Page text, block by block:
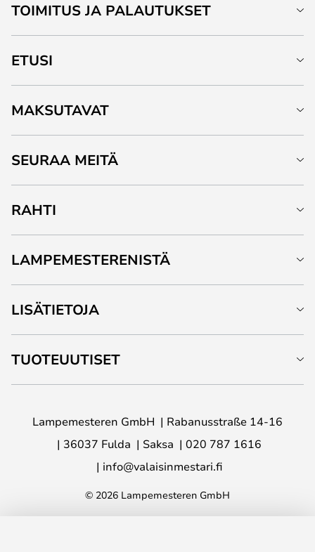
TOIMITUS JA PALAUTUKSET
ETUSI
MAKSUTAVAT
SEURAA MEITÄ
RAHTI
LAMPEMESTERENISTÄ
LISÄTIETOJA
TUOTEUUTISET
Lampemesteren GmbH
Rabanusstraße 14-16
36037 Fulda
Saksa
020 787 1616
info@valaisinmestari.fi
© 2026 Lampemesteren GmbH